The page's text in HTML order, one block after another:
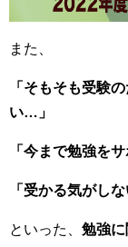
また、
「そもそも受験
い…」
「今まで勉強を
「受かる気がし
といった、 勉強